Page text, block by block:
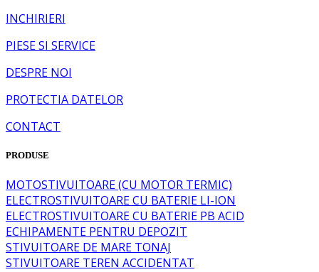
INCHIRIERI
PIESE SI SERVICE
DESPRE NOI
PROTECTIA DATELOR
CONTACT
PRODUSE
MOTOSTIVUITOARE (CU MOTOR TERMIC)
ELECTROSTIVUITOARE CU BATERIE LI-ION
ELECTROSTIVUITOARE CU BATERIE PB ACID
ECHIPAMENTE PENTRU DEPOZIT
STIVUITOARE DE MARE TONAJ
STIVUITOARE TEREN ACCIDENTAT